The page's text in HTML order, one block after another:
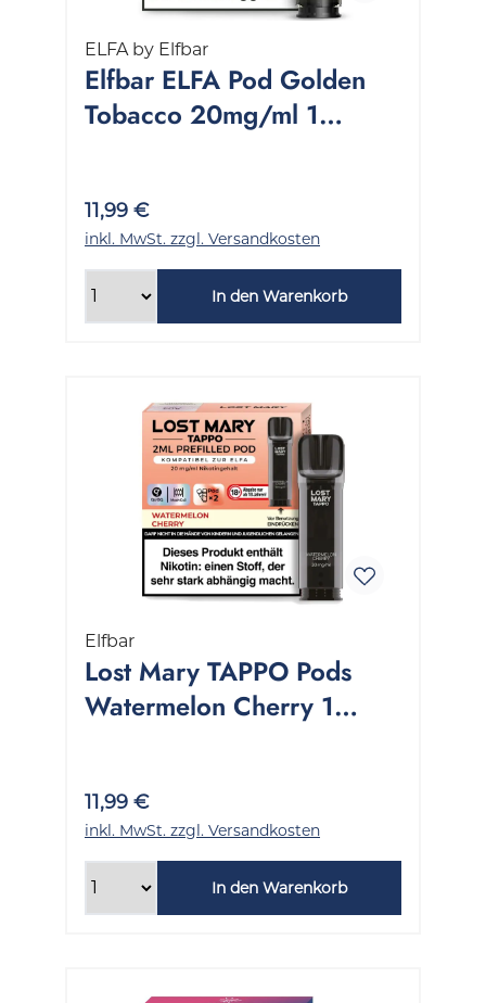
ELFA by Elfbar
Elfbar ELFA Pod Golden
Tobacco 20mg/ml 1
11,99 €
inkl. MwSt. zzgl. Versandkosten
In den Warenkorb
Elfbar
Lost Mary TAPPO Pods
Watermelon Cherry 1
11,99 €
inkl. MwSt. zzgl. Versandkosten
In den Warenkorb